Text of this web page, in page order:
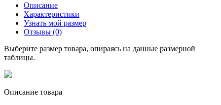
Описание
Характеристики
Узнать мой размер
Отзывы (0)
Выберите размер товара, опираясь на данные размерной
таблицы.
Описание товара